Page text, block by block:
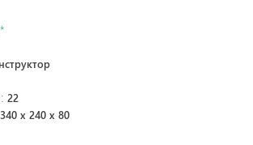
*
22
340 x 240 x 80